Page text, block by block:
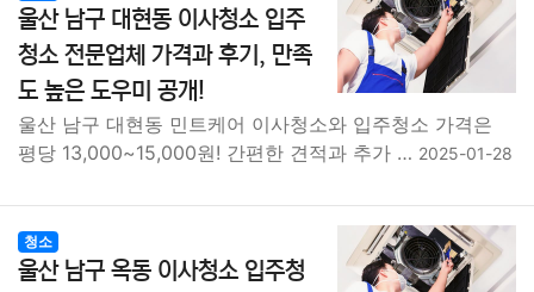
울산 남구 대현동 이사청소 입주
청소 전문업체 가격과 후기, 만족
도 높은 도우미 공개!
울산 남구 대현동 민트케어 이사청소와 입주청소 가격은
평당 13,000~15,000원! 간편한 견적과 추가 … 2025-01-28
청소
울산 남구 옥동 이사청소 입주청